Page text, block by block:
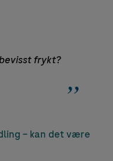
frykt?
– kan det være